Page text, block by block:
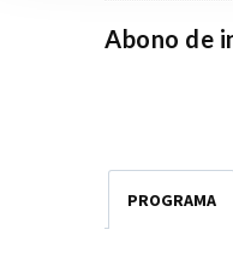
Abono de
PROGRAMA